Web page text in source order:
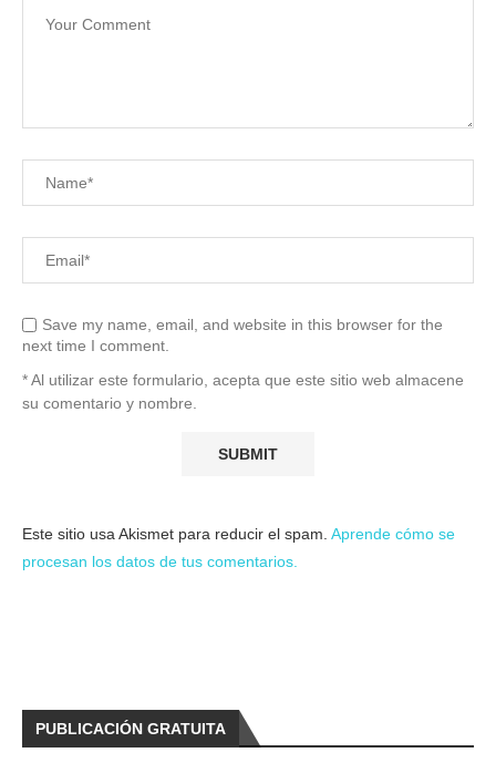
Save my name, email, and website in this browser for the
next time I comment.
* Al utilizar este formulario, acepta que este sitio web almacene
su comentario y nombre.
Este sitio usa Akismet para reducir el spam. Aprende cómo se
procesan los datos de tus comentarios.
PUBLICACIÓN GRATUITA